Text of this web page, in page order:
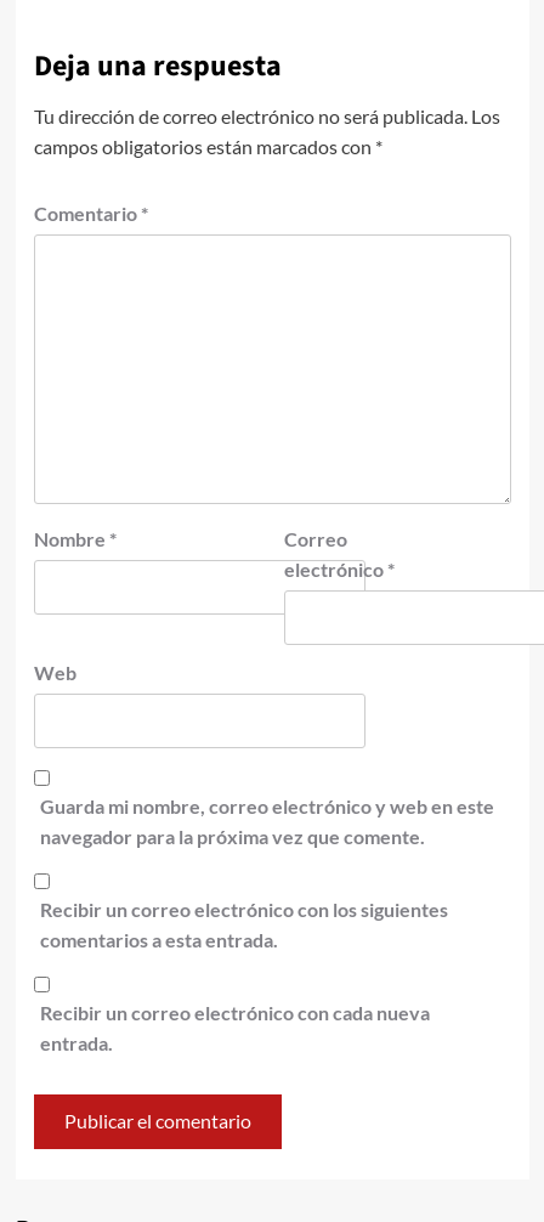
Deja una respuesta
Tu dirección de correo electrónico no será publicada. Los
campos obligatorios están marcados con *
Comentario *
Nombre *
Correo
electrónico *
Web
Guarda mi nombre, correo electrónico y web en este
navegador para la próxima vez que comente.
Recibir un correo electrónico con los siguientes
comentarios a esta entrada.
Recibir un correo electrónico con cada nueva
entrada.